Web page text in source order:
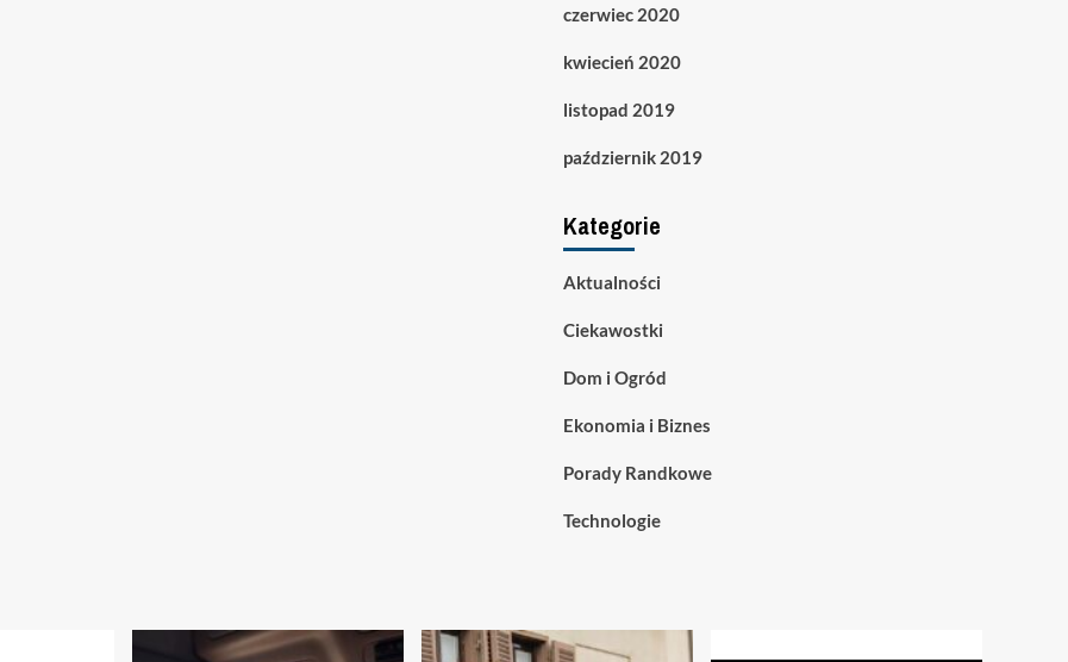
czerwiec 2020
kwiecień 2020
listopad 2019
październik 2019
Kategorie
Aktualności
Ciekawostki
Dom i Ogród
Ekonomia i Biznes
Porady Randkowe
Technologie